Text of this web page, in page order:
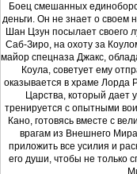
Боец смешанных
деньги. Он не знает о
Шан Цзун посылает своего
Саб-Зиро, на охоту за
майор спецназа Джакс,
Коула, советует ему
оказывается в храме Лорда
Царства, который дает
тренируется с опытными
Кано, готовясь вместе с
врагам из Внешнего
приложить все усилия и
его души, чтобы не только